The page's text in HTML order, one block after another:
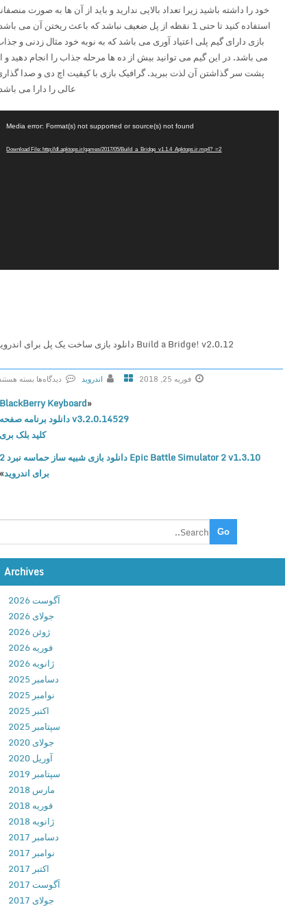
خود را داشته باشید زیرا تعداد بالایی ندارید و باید از آن ها به صورت منصفانه
استفاده کنید تا حتی 1 نقظه از پل ضعیف نباشد که باعث ریختن آن می باشد.
بازی دارای گیم پلی اعتیاد آوری می باشد که به نوبه خود مثال زدنی و جذاب
می باشد. در این گیم می توانید بیش از ده ها مرحله جذاب را انجام دهید و از
پشت سر گذاشتن آن لذت ببرید. گرافیک بازی با کیفیت اچ دی و صدا گذاری
عالی را دارا می باشد.
Media error: Format(s) not supported or source(s) not found
Download File: http://dl.apktops.ir/games/2017/05/Build_a_Bridge_v1.1.4_Apktops.ir.mp4?_=2
Build a Bridge! v2.0.12 دانلود بازی ساخت یک پل برای اندروید
فوریه 25, 2018 اندروید
دیدگاه‌ها
ر
ا
B
d
i
d
g
e
!
v
2
.
.
1
2
د
ا
ن
ل
و
د
ا
ز
بسته هستند
BlackBerry Keyboard
v3.2.0.14529 دانلود برنامه صفحه
کلید بلک بری
Epic Battle Simulator 2 v1.3.10 دانلود بازی شبیه ساز حماسه نبرد 2
برای اندروید»
Archives
آگوست 2026
جولای 2026
ژوئن 2026
فوریه 2026
ژانویه 2026
دسامبر 2025
نوامبر 2025
سپتامبر 2025
جولای 2020
آوریل 2020
سپتامبر 2019
مارس 2018
فوریه 2018
ژانویه 2018
دسامبر 2017
نوامبر 2017
آگوست 2017
جولای 2017